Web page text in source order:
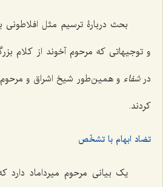
بحث دربارۀ ترسیم مثل
و توجیهاتى که مرحوم آخوند از کلام
درشفاء و همین‌طور شیخ اشراق و مرحوم
کردند.
تضاد ابهام با تشخّص
یک بیانى مرحوم میرداماد دارد